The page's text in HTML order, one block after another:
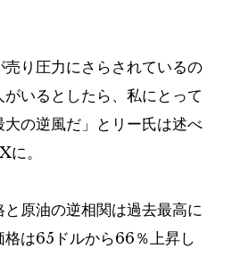
売り圧力にさらされているの
いるとしたら、私にとって
の逆風だ」とリー氏は述べ
に。
と原油の逆相関は過去最高に
格は65ドルから66％上昇し